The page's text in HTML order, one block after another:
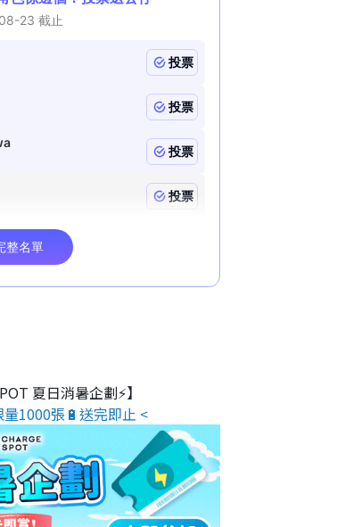
夏日消暑企劃⚡】
1000張🔋送完即止 <